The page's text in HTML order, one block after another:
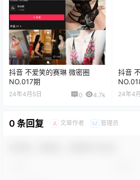
抖音 不爱笑的赛琳 微密圈
NO.017期
24年4月5日 0 4.7k
抖音
24年4
0 条回复 A 文章作者 M 管理员